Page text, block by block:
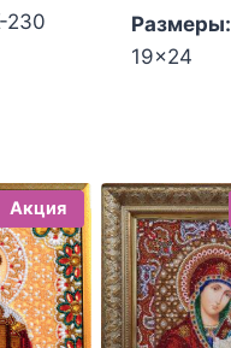
составляла
цена:
230
Размеры:
19x24
Акция